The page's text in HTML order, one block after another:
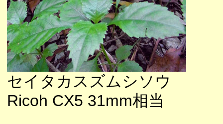
セイタカスズムシソウ
Ricoh CX5 31mm相当